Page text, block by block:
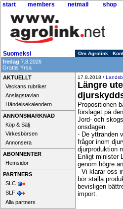
start members netmail shop
Suomeksi Om Agrolink
fredag 7.8.2026
Grattis Yrsa
AKTUELLT
Veckans rubriker
Anslagstavlan
Händelsekalendern
ANNONSMARKNAD
Köp & Sälj
Virkesbörsen
Annonsera
ABONNENTER
Hemsidor
PARTNERS
SLC
SLF
Alla partners
17.8.2018 /
Längre
Propositionen
förslaget på
Jord- och
onsdagen.
- De yttranden
frågor inom
djurproduktion
Enligt minister
genom högre
- Vi klarar oss
bör ställa
bevisligen
import.